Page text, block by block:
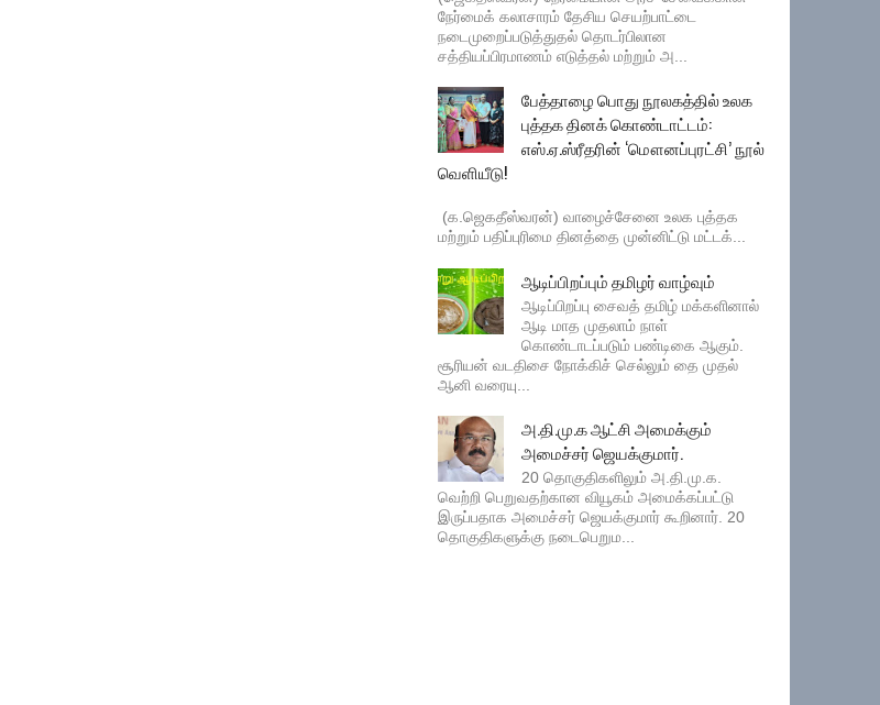
நேர்மைக் கலாசாரம் தேசிய செயற்பாட்டை
நடைமுறைப்படுத்துதல் தொடர்பிலான
சத்தியப்பிரமாணம் எடுத்தல் மற்றும் அ...
பேத்தாழை பொது நூலகத்தில் உலக
புத்தக தினக் கொண்டாட்டம்:
எஸ்.ஏ.ஸ்ரீதரின் ‘மௌனப்புரட்சி’ நூல்
வெளியீடு!
(க.ஜெகதீஸ்வரன்) வாழைச்சேனை உலக புத்தக
மற்றும் பதிப்புரிமை தினத்தை முன்னிட்டு மட்டக்...
ஆடிப்பிறப்பும் தமிழர் வாழ்வும்
ஆடிப்பிறப்பு சைவத் தமிழ் மக்களினால்
ஆடி மாத முதலாம் நாள்
கொண்டாடப்படும் பண்டிகை ஆகும்.
சூரியன் வடதிசை நோக்கிச் செல்லும் தை முதல்
ஆனி வரையு...
அ.தி.மு.க ஆட்சி அமைக்கும்
அமைச்சர் ஜெயக்குமார்.
20 தொகுதிகளிலும் அ.தி.மு.க.
வெற்றி பெறுவதற்கான வியூகம் அமைக்கப்பட்டு
இருப்பதாக அமைச்சர் ஜெயக்குமார் கூறினார். 20
தொகுதிகளுக்கு நடைபெறும...